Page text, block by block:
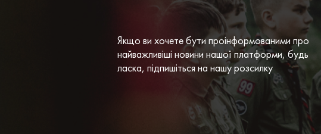
Якщо ви хочете бути проінформованими про
найважливіші новини нашої платформи, будь
ласка, підпишіться на нашу розсилку